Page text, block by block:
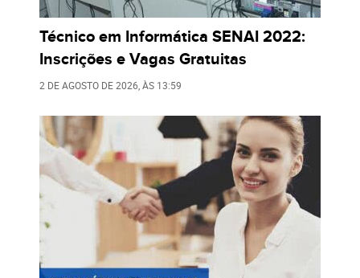
Técnico em Informática SENAI 2022:
Inscrições e Vagas Gratuitas
2 DE AGOSTO DE 2026 , ÀS 13:59